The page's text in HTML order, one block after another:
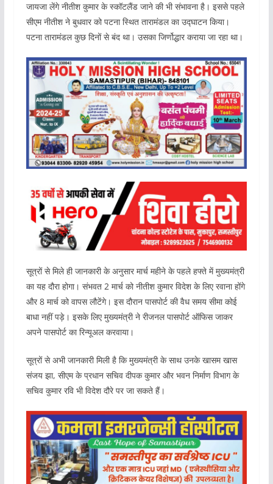
जायजा लेंगे नीतीश कुमार के स्कॉटलैंड जाने की भी संभावना है। इससे पहले
सीएम नीतीश ने बुधवार को पटना स्थित तारामंडल का उद्घाटन किया।
पटना तारामंडल कुछ दिनों से बंद था। उसका जिर्णोद्धार कराया जा रहा था।
सूत्रों से मिले ही जानकारी के अनुसार मार्च महीने के पहले हफ्ते में मुख्यमंत्री
का यह दौरा होगा। संभवत 2 मार्च को नीतीश कुमार विदेश के लिए रवाना होंगे
और 8 मार्च को वापस लौटेंगे। इस दौरान पासपोर्ट की वैध समय सीमा कोई
बाधा नहीं पड़े। इसके लिए मुख्यमंत्री ने रीजनल पासपोर्ट ऑफिस जाकर
अपने पासपोर्ट का रिन्यूअल करवाया।
सूत्रों से अभी जानकारी मिली है कि मुख्यमंत्री के साथ उनके खासम खास
संजय झा, सीएम के प्रधान सचिव दीपक कुमार और भवन निर्माण विभाग के
सचिव कुमार रवि भी विदेश दौरे पर जा सकते हैं।